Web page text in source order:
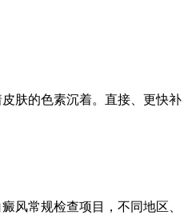
肤的色素沉着。直接、更快补
风常规检查项目，不同地区、